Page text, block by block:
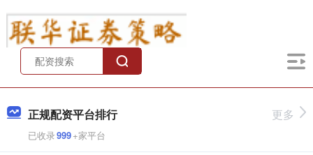
正规配资平台排行
已收录999+家平台
更多